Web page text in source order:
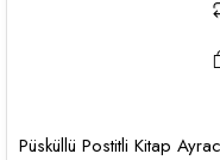
Püsküllü Postitli Kitap